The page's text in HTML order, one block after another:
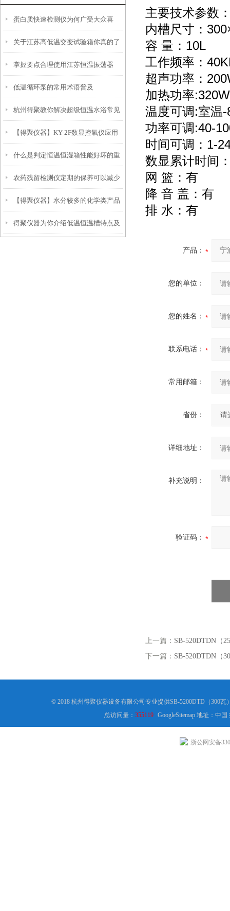
蛋白质快速检测仪为何广受大众喜
爱？
关于江苏高低温交变试验箱你真的了
解吗？
掌握要点合理使用江苏恒温振荡器
低温循环泵的常用术语普及
杭州得聚教你解决超级恒温水浴常见
故障
【得聚仪器】KY-2F数显控氧仪应用
什么是判定恒温恒湿箱性能好坏的重
要参数？
农药残留检测仪定期的保养可以减少
不必要的损失
【得聚仪器】水分较多的化学类产品
在干燥箱内测定
得聚仪器为你介绍低温恒温槽特点及
主要技术参数
内槽尺寸：
容 量：10L
工作频率：
超声功率：
加热功率:320W
温度可调:室温
功率可调:40-
时间可调：1-
数显累计时间
网 篮：有
降 音 盖：有
排 水：有
产品：
您的单位：
您的姓名：
联系电话：
常用邮箱：
省份：
详细地址：
补充说明：
验证码：
上一篇： SB-520DTDN（
下一篇： SB-520DTDN（
© 2018 杭州得聚仪器设备有限公司专业提供SB-5200DTD（300
总访问量：355119 GoogleSitemap地址：中国
浙公网安备